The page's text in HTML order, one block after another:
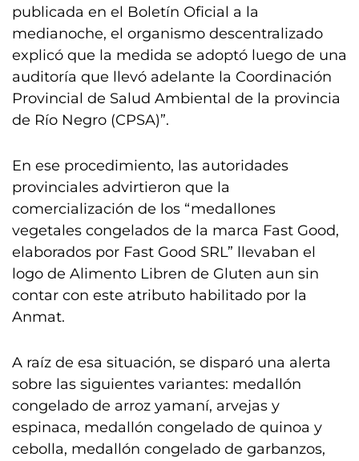
publicada en el Boletín Oficial a la
medianoche, el organismo descentralizado
explicó que la medida se adoptó luego de una
auditoría que llevó adelante la Coordinación
Provincial de Salud Ambiental de la provincia
de Río Negro (CPSA)”.
En ese procedimiento, las autoridades
provinciales advirtieron que la
comercialización de los “medallones
vegetales congelados de la marca Fast Good,
elaborados por Fast Good SRL” llevaban el
logo de Alimento Libren de Gluten aun sin
contar con este atributo habilitado por la
Anmat.
A raíz de esa situación, se disparó una alerta
sobre las siguientes variantes: medallón
congelado de arroz yamaní, arvejas y
espinaca, medallón congelado de quinoa y
cebolla, medallón congelado de garbanzos,